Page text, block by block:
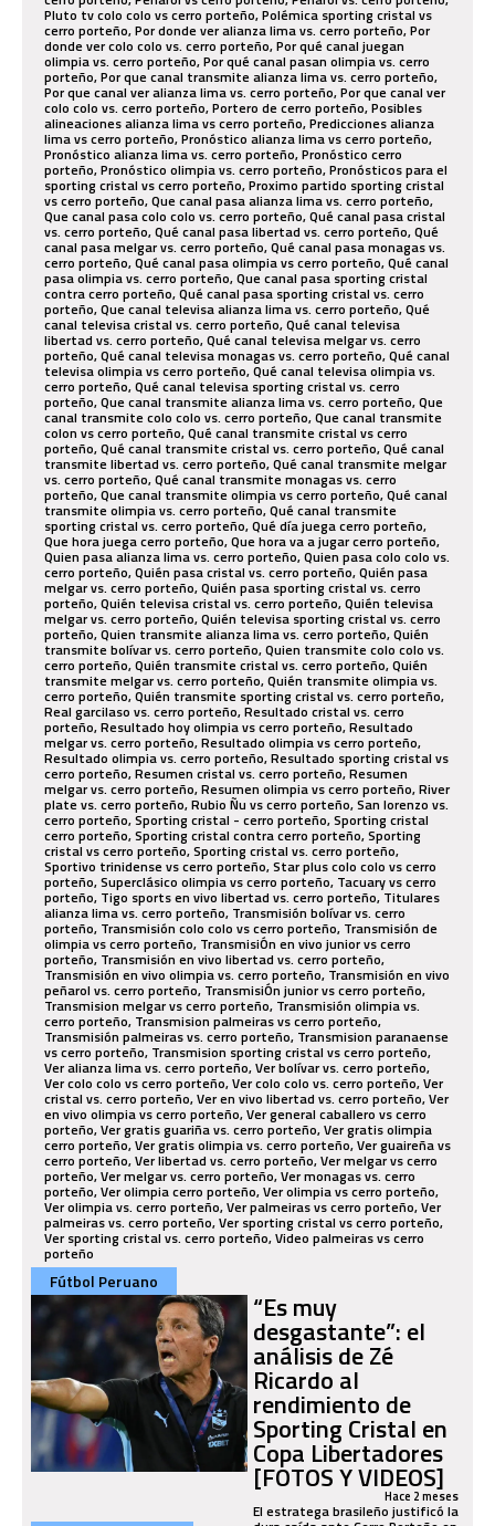
Fútbol Peruano
“Es muy
desgastante”: el
análisis de Zé
Ricardo al
rendimiento de
Sporting Cristal en
Copa Libertadores
[FOTOS Y VIDEOS]
Hace 2 meses
El estratega brasileño justificó la